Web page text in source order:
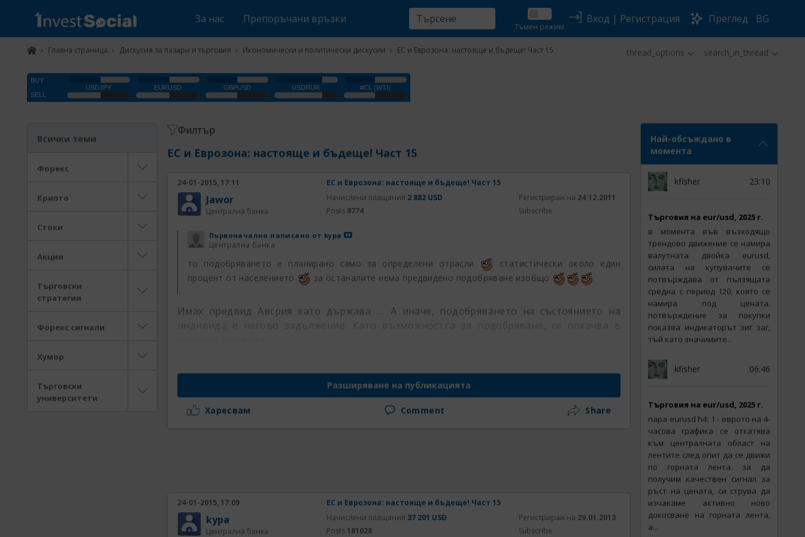
За нас Препоръчани връзки
Тъмен режим
Вход | Регистрация Преглед BG
Главна страница Дискусия за пазари и търговия Икономически и политически дискусии ЕС и Еврозона: настояще и бъдеще! Част 15 thread_options search_in_thread
Всички теми
Форекс
Крипто
Стоки
Акции
Търговски
стратегии
Форекс сигнали
Хумор
Търговски
университети
Филтър
ЕС и Еврозона: настояще и бъдеще! Част 15
24-01-2015, 17:11 ЕС и Еврозона: настояще и бъдеще! Част 15
Jawor
Централна банка
Начислени плащания 2 882 USD
Posts 9774
Регистриран на 24.12.2011
Subscribe
Първоначално написано от kypa
Централна банка
то подобряването е планирано само за определени отрасли
статистически около един
процент от населението
за останалите нема предвидено подобряване изобщо
Имах предвид Авсрия като държава .... А иначе, подобряването на състоянието на
индивида е негово задължение. Като възможността за подобряване, се покачва в
Разширяване на публикацията
Харесвам Comment Share
24-01-2015, 17:09 ЕС и Еврозона: настояще и бъдеще! Част 15
kypa
Централна банка
Начислени плащания 37 201 USD
Posts 181028
Регистриран на 29.01.2013
Subscribe
Най-обсъждано в
момента
kfisher 23:10
Tърговия на eur/usd, 2025 г.
в момента във възходящо
трендово движение се намира
валутната двойка eurusd,
силата на купувачите се
потвърждава от пълзящата
средна с период 120, която се
намира под цената.
потвърждение за покупки
показва индикаторът зиг заг,
тъй като значимите...
kfisher 06:46
Tърговия на eur/usd, 2025 г.
пара eurusd h4: 1 - еврото на 4-
часова графика се откатява
към централната област на
лентите след опит да се движи
по горната лента. за да
получим качествен сигнал за
ръст на цената, си струва да
изчакаме активно ново
докосване на горната лента,
а...